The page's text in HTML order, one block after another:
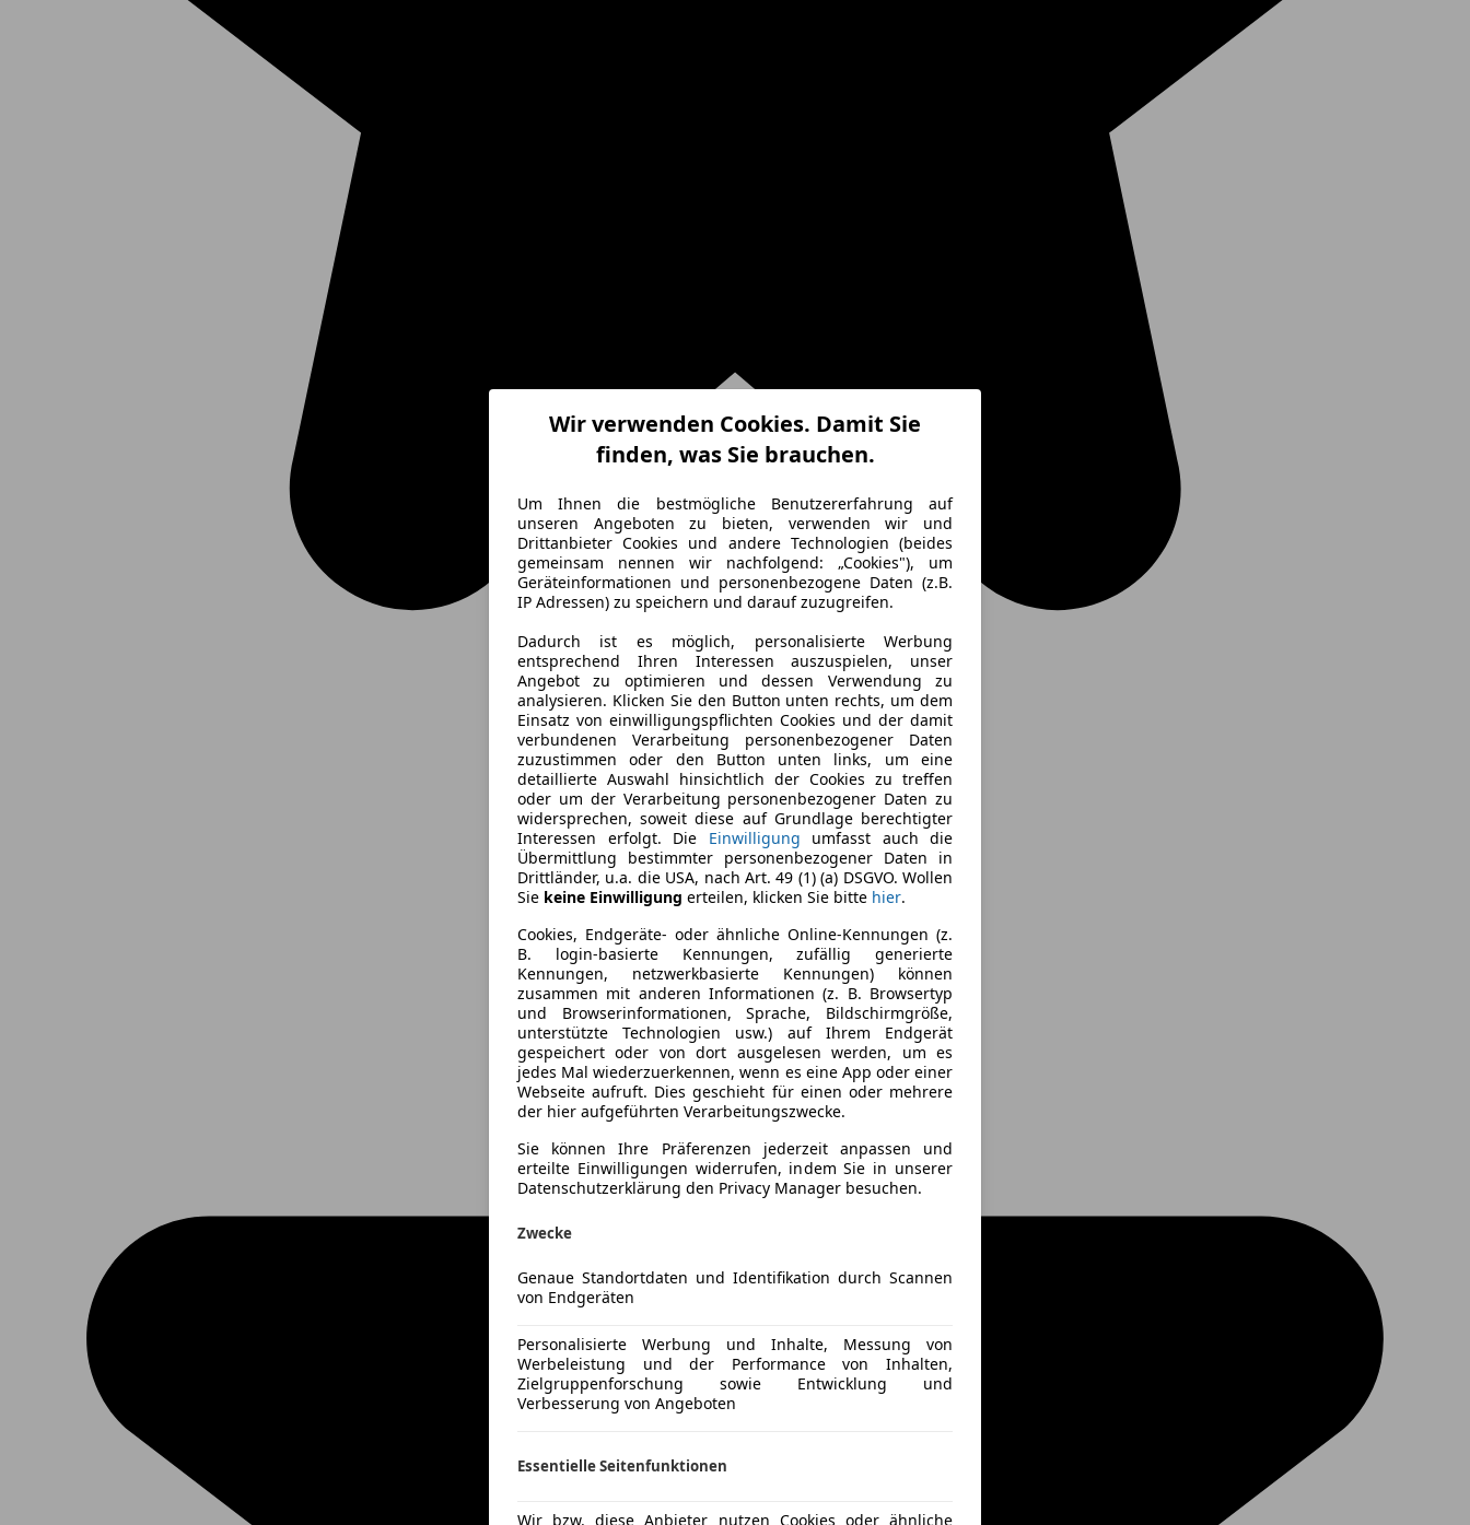
Wir verwenden Cookies. Damit Sie
finden, was Sie brauchen.
Um Ihnen die bestmögliche Benutzererfahrung auf
unseren Angeboten zu bieten, verwenden wir und
Drittanbieter Cookies und andere Technologien (beides
gemeinsam nennen wir nachfolgend: „Cookies"), um
Geräteinformationen und personenbezogene Daten (z.B.
IP Adressen) zu speichern und darauf zuzugreifen.
Dadurch ist es möglich, personalisierte Werbung
entsprechend Ihren Interessen auszuspielen, unser
Angebot zu optimieren und dessen Verwendung zu
analysieren. Klicken Sie den Button unten rechts, um dem
Einsatz von einwilligungspflichten Cookies und der damit
verbundenen Verarbeitung personenbezogener Daten
zuzustimmen oder den Button unten links, um eine
detaillierte Auswahl hinsichtlich der Cookies zu treffen
oder um der Verarbeitung personenbezogener Daten zu
widersprechen, soweit diese auf Grundlage berechtigter
Interessen erfolgt. Die Einwilligung umfasst auch die
Übermittlung bestimmter personenbezogener Daten in
Drittländer, u.a. die USA, nach Art. 49 (1) (a) DSGVO. Wollen
Sie keine Einwilligung erteilen, klicken Sie bitte hier.
Cookies, Endgeräte- oder ähnliche Online-Kennungen (z.
B. login-basierte Kennungen, zufällig generierte
Kennungen, netzwerkbasierte Kennungen) können
zusammen mit anderen Informationen (z. B. Browsertyp
und Browserinformationen, Sprache, Bildschirmgröße,
unterstützte Technologien usw.) auf Ihrem Endgerät
gespeichert oder von dort ausgelesen werden, um es
jedes Mal wiederzuerkennen, wenn es eine App oder einer
Webseite aufruft. Dies geschieht für einen oder mehrere
der hier aufgeführten Verarbeitungszwecke.
Sie können Ihre Präferenzen jederzeit anpassen und
erteilte Einwilligungen widerrufen, indem Sie in unserer
Datenschutzerklärung den Privacy Manager besuchen.
Zwecke
Genaue Standortdaten und Identifikation durch Scannen
von Endgeräten
Personalisierte Werbung und Inhalte, Messung von
Werbeleistung und der Performance von Inhalten,
Zielgruppenforschung sowie Entwicklung und
Verbesserung von Angeboten
Essentielle Seitenfunktionen
Wir bzw. diese Anbieter nutzen Cookies oder ähnliche